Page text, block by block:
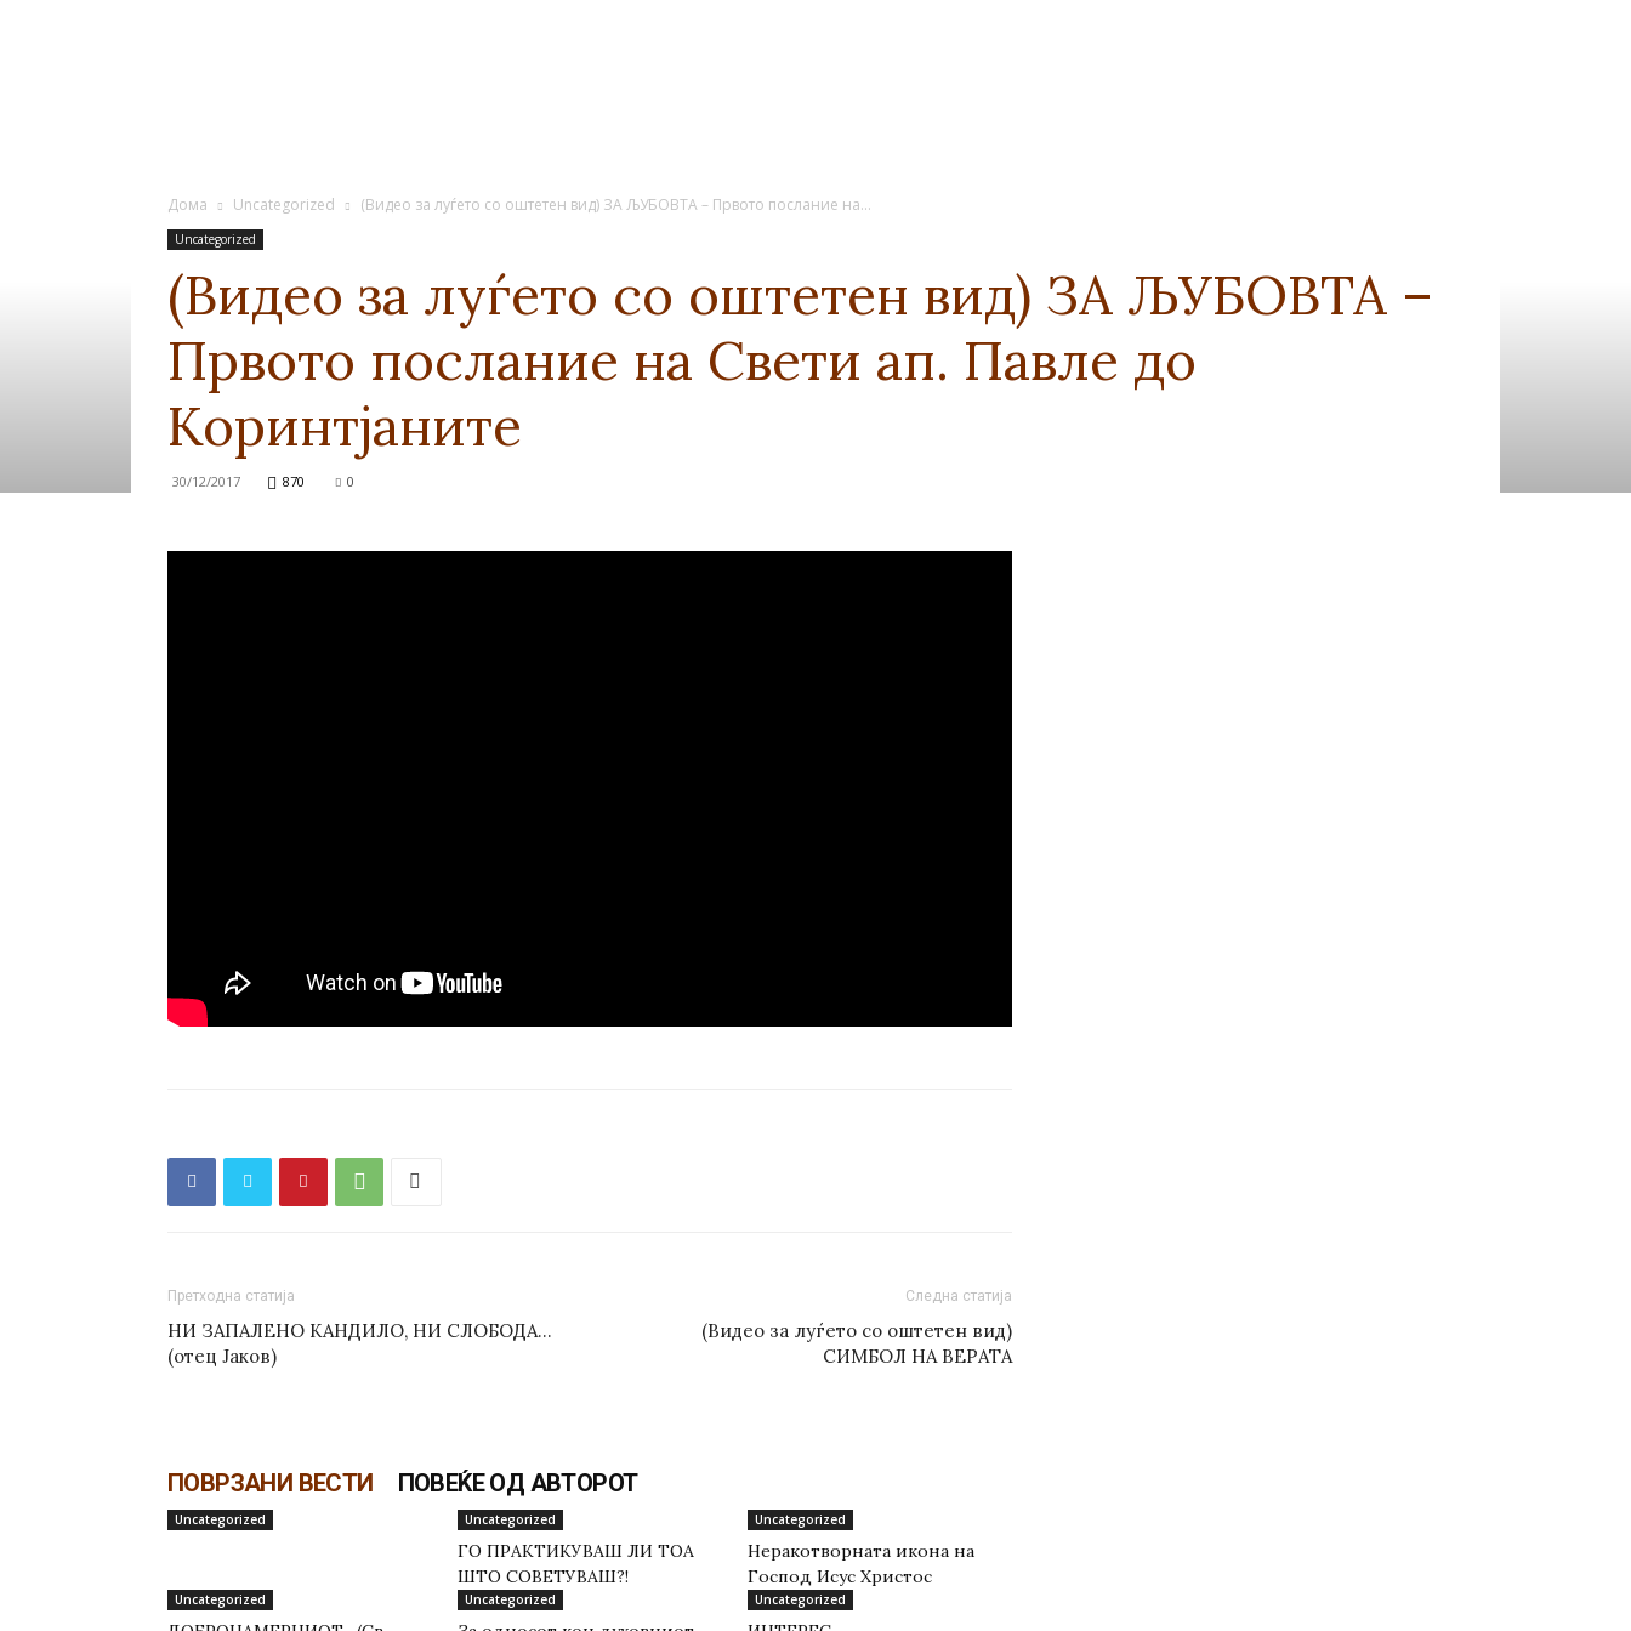
Дома Uncategorized (Видео за луѓето со оштетен вид) ЗА ЉУБОВТА – Првото послание на...
Uncategorized
(Видео за луѓето со оштетен вид) ЗА ЉУБОВТА –
Првото послание на Свети ап. Павле до
Коринтјаните
30/12/2017 870 0
Претходна статија
НИ ЗАПАЛЕНО КАНДИЛО, НИ СЛОБОДА…
(отец Јаков)
Следна статија
(Видео за луѓето со оштетен вид)
СИМБОЛ НА ВЕРАТА
ПОВРЗАНИ ВЕСТИ ПОВЕЌЕ ОД АВТОРОТ
Uncategorized Uncategorized
ГО ПРАКТИКУВАШ ЛИ ТОА
ШТО СОВЕТУВАШ?!
Uncategorized
Неракотворната икона на
Господ Исус Христос
Uncategorized Uncategorized Uncategorized